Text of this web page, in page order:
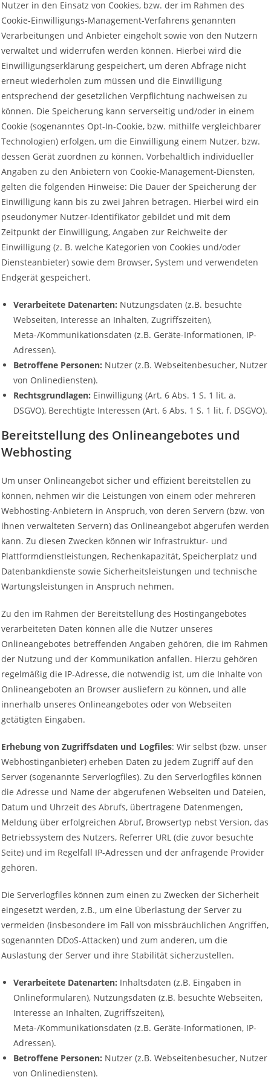
Nutzer in den Einsatz von Cookies, bzw. der im Rahmen des
Cookie-Einwilligungs-Management-Verfahrens genannten
Verarbeitungen und Anbieter eingeholt sowie von den Nutzern
verwaltet und widerrufen werden können. Hierbei wird die
Einwilligungserklärung gespeichert, um deren Abfrage nicht
erneut wiederholen zum müssen und die Einwilligung
entsprechend der gesetzlichen Verpflichtung nachweisen zu
können. Die Speicherung kann serverseitig und/oder in einem
Cookie (sogenanntes Opt-In-Cookie, bzw. mithilfe vergleichbarer
Technologien) erfolgen, um die Einwilligung einem Nutzer, bzw.
dessen Gerät zuordnen zu können. Vorbehaltlich individueller
Angaben zu den Anbietern von Cookie-Management-Diensten,
gelten die folgenden Hinweise: Die Dauer der Speicherung der
Einwilligung kann bis zu zwei Jahren betragen. Hierbei wird ein
pseudonymer Nutzer-Identifikator gebildet und mit dem
Zeitpunkt der Einwilligung, Angaben zur Reichweite der
Einwilligung (z. B. welche Kategorien von Cookies und/oder
Diensteanbieter) sowie dem Browser, System und verwendeten
Endgerät gespeichert.
Verarbeitete Datenarten: Nutzungsdaten (z.B. besuchte
Webseiten, Interesse an Inhalten, Zugriffszeiten),
Meta-/Kommunikationsdaten (z.B. Geräte-Informationen, IP-
Adressen).
Betroffene Personen: Nutzer (z.B. Webseitenbesucher, Nutzer
von Onlinediensten).
Rechtsgrundlagen: Einwilligung (Art. 6 Abs. 1 S. 1 lit. a.
DSGVO), Berechtigte Interessen (Art. 6 Abs. 1 S. 1 lit. f. DSGVO).
Bereitstellung des Onlineangebotes und
Webhosting
Um unser Onlineangebot sicher und effizient bereitstellen zu
können, nehmen wir die Leistungen von einem oder mehreren
Webhosting-Anbietern in Anspruch, von deren Servern (bzw. von
ihnen verwalteten Servern) das Onlineangebot abgerufen werden
kann. Zu diesen Zwecken können wir Infrastruktur- und
Plattformdienstleistungen, Rechenkapazität, Speicherplatz und
Datenbankdienste sowie Sicherheitsleistungen und technische
Wartungsleistungen in Anspruch nehmen.
Zu den im Rahmen der Bereitstellung des Hostingangebotes
verarbeiteten Daten können alle die Nutzer unseres
Onlineangebotes betreffenden Angaben gehören, die im Rahmen
der Nutzung und der Kommunikation anfallen. Hierzu gehören
regelmäßig die IP-Adresse, die notwendig ist, um die Inhalte von
Onlineangeboten an Browser ausliefern zu können, und alle
innerhalb unseres Onlineangebotes oder von Webseiten
getätigten Eingaben.
Erhebung von Zugriffsdaten und Logfiles: Wir selbst (bzw. unser
Webhostinganbieter) erheben Daten zu jedem Zugriff auf den
Server (sogenannte Serverlogfiles). Zu den Serverlogfiles können
die Adresse und Name der abgerufenen Webseiten und Dateien,
Datum und Uhrzeit des Abrufs, übertragene Datenmengen,
Meldung über erfolgreichen Abruf, Browsertyp nebst Version, das
Betriebssystem des Nutzers, Referrer URL (die zuvor besuchte
Seite) und im Regelfall IP-Adressen und der anfragende Provider
gehören.
Die Serverlogfiles können zum einen zu Zwecken der Sicherheit
eingesetzt werden, z.B., um eine Überlastung der Server zu
vermeiden (insbesondere im Fall von missbräuchlichen Angriffen,
sogenannten DDoS-Attacken) und zum anderen, um die
Auslastung der Server und ihre Stabilität sicherzustellen.
Verarbeitete Datenarten: Inhaltsdaten (z.B. Eingaben in
Onlineformularen), Nutzungsdaten (z.B. besuchte Webseiten,
Interesse an Inhalten, Zugriffszeiten),
Meta-/Kommunikationsdaten (z.B. Geräte-Informationen, IP-
Adressen).
Betroffene Personen: Nutzer (z.B. Webseitenbesucher, Nutzer
von Onlinediensten).